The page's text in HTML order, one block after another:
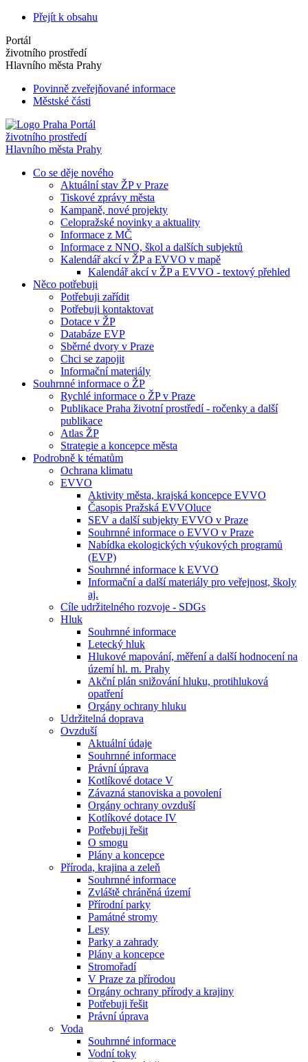
Přejít k obsahu
Portál
životního prostředí
Hlavního města Prahy
Povinně zveřejňované informace
Městské části
Portál
životního prostředí
Hlavního města Prahy
Co se děje nového
Aktuální stav ŽP v Praze
Tiskové zprávy města
Kampaně, nové projekty
Celopražské novinky a aktuality
Informace z MČ
Informace z NNO, škol a dalších subjektů
Kalendář akcí v ŽP a EVVO v mapě
Kalendář akcí v ŽP a EVVO - textový přehled
Něco potřebuji
Potřebuji zařídit
Potřebuji kontaktovat
Dotace v ŽP
Databáze EVP
Sběrné dvory v Praze
Chci se zapojit
Informační materiály
Souhrnné informace o ŽP
Rychlé informace o ŽP v Praze
Publikace Praha životní prostředí - ročenky a další
publikace
Atlas ŽP
Strategie a koncepce města
Podrobně k tématům
Ochrana klimatu
EVVO
Aktivity města, krajská koncepce EVVO
Časopis Pražská EVVOluce
SEV a další subjekty EVVO v Praze
Souhrnné informace o EVVO v Praze
Nabídka ekologických výukových programů
(EVP)
Souhrnné informace k EVVO
Informační a další materiály pro veřejnost, školy
aj.
Cíle udržitelného rozvoje - SDGs
Hluk
Souhrnné informace
Letecký hluk
Hlukové mapování, měření a další hodnocení na
území hl. m. Prahy
Akční plán snižování hluku, protihluková
opatření
Orgány ochrany hluku
Udržitelná doprava
Ovzduší
Aktuální údaje
Souhrnné informace
Právní úprava
Kotlíkové dotace V
Závazná stanoviska a povolení
Orgány ochrany ovzduší
Kotlíkové dotace IV
Potřebuji řešit
O smogu
Plány a koncepce
Příroda, krajina a zeleň
Souhrnné informace
Zvláště chráněná území
Přírodní parky
Památné stromy
Lesy
Parky a zahrady
Plány a koncepce
Stromořadí
V Praze za přírodou
Orgány ochrany přírody a krajiny
Potřebuji řešit
Právní úprava
Voda
Souhrnné informace
Vodní toky